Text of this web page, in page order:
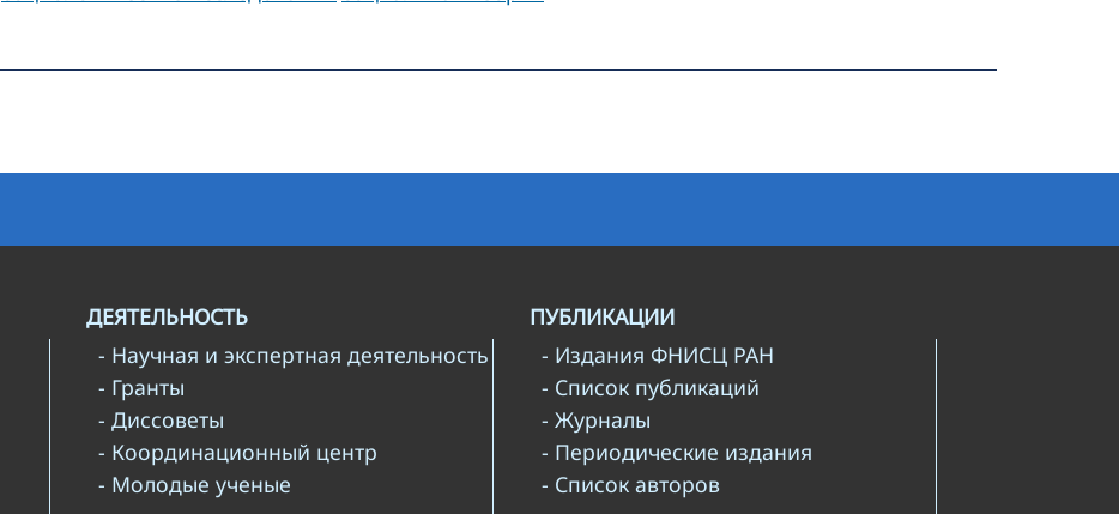
ДЕЯТЕЛЬНОСТЬ
- Научная и экспертная деятельность
- Гранты
- Диссоветы
- Координационный центр
- Молодые ученые
ПУБЛИКАЦИИ
- Издания ФНИСЦ РАН
- Список публикаций
- Журналы
- Периодические издания
- Список авторов